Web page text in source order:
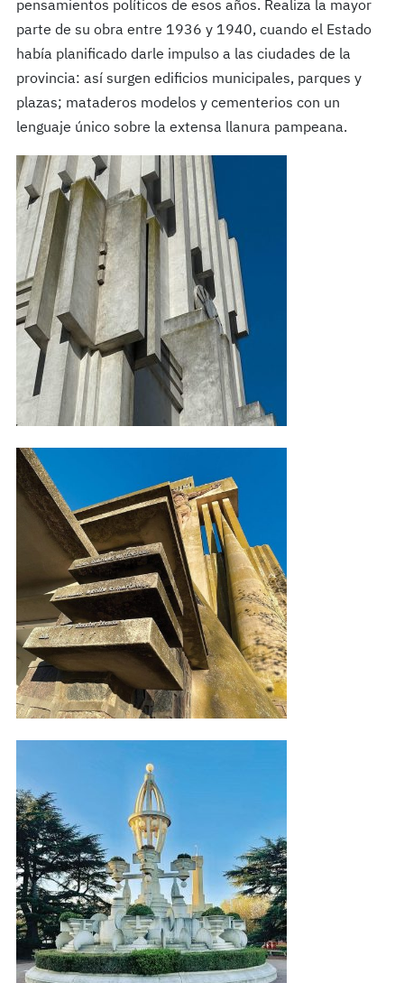
pensamientos políticos de esos años. Realiza la mayor
parte de su obra entre 1936 y 1940, cuando el Estado
había planificado darle impulso a las ciudades de la
provincia: así surgen edificios municipales, parques y
plazas; mataderos modelos y cementerios con un
lenguaje único sobre la extensa llanura pampeana.